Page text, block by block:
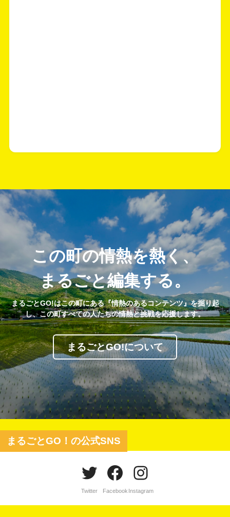
この町の情熱を熱く、
まるごと編集する。
まるごとGO!はこの町にある『情熱のあるコンテンツ』を掘り起
し、この町すべての人たちの情熱と挑戦を応援します。
まるごとGO!について
まるごとGO！の公式SNS